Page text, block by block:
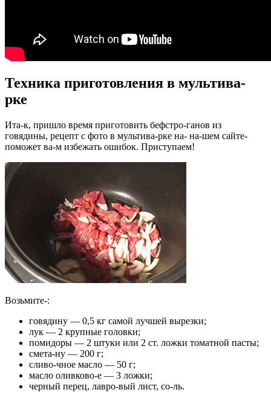
Техника приготовления в мультива-
рке
Ита-к, пришло время приготовить бефстро-ганов из
говядины, рецепт с фото в мультива-рке на- на-шем сайте-
поможет ва-м избежать ошибок. Приступаем!
Возьмите-:
говядину — 0,5 кг самой лучшей вырезки;
лук — 2 крупные головки;
помидоры — 2 штуки или 2 ст. ложки томатной пасты;
смета-ну — 200 г;
сливо-чное масло — 50 г;
масло оливково-е — 3 ложки;
черный перец, лавро-вый лист, со-ль.